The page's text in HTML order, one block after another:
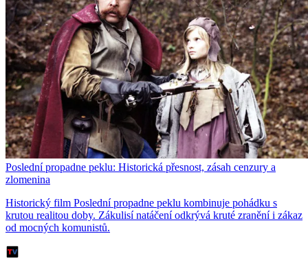
Poslední propadne peklu: Historická přesnost, zásah cenzury a
zlomenina
Historický film Poslední propadne peklu kombinuje pohádku s
krutou realitou doby. Zákulisí natáčení odkrývá kruté zranění i zákaz
od mocných komunistů.